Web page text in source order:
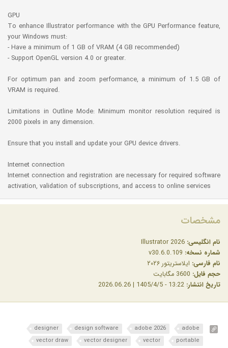
GPU
To enhance Illustrator performance with the GPU Performance feature,
your Windows must:
- Have a minimum of 1 GB of VRAM (4 GB recommended)
- Support OpenGL version 4.0 or greater.
For optimum pan and zoom performance, a minimum of 1.5 GB of
VRAM is required.
Limitations in Outline Mode: Minimum monitor resolution required is
2000 pixels in any dimension.
Ensure that you install and update your GPU device drivers.
Internet connection
Internet connection and registration are necessary for required software
activation, validation of subscriptions, and access to online services
مشخصات
نام انگلیسی:
شماره نسخه:
نام فارسی: ایلاستریتور ۲۰۲۶
حجم فایل:
تاریخ انتشار:
adobe
adobe 2026
design software
designer
portable
vector
vector designer
vector draw